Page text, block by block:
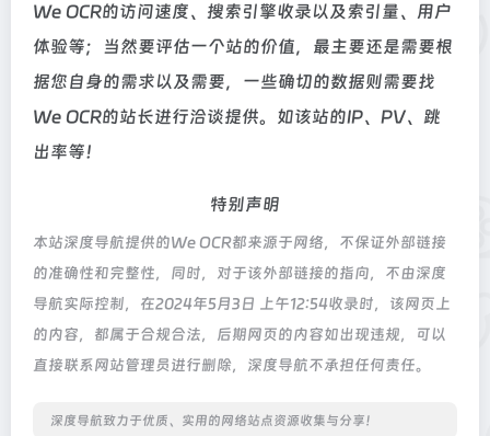
We OCR的访问速度、搜索引擎收录以及索引量、用户
体验等；当然要评估一个站的价值，最主要还是需要根
据您自身的需求以及需要，一些确切的数据则需要找
We OCR的站长进行洽谈提供。如该站的IP、PV、跳
出率等！
特别声明
本站深度导航提供的We OCR都来源于网络，不保证外部链接
的准确性和完整性，同时，对于该外部链接的指向，不由深度
导航实际控制，在2024年5月3日 上午12:54收录时，该网页上
的内容，都属于合规合法，后期网页的内容如出现违规，可以
直接联系网站管理员进行删除，深度导航不承担任何责任。
深度导航致力于优质、实用的网络站点资源收集与分享！